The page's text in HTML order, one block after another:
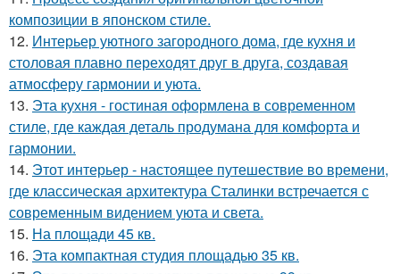
композиции в японском стиле.
12. Интерьер уютного загородного дома, где кухня и
столовая плавно переходят друг в друга, создавая
атмосферу гармонии и уюта.
13. Эта кухня - гостиная оформлена в современном
стиле, где каждая деталь продумана для комфорта и
гармонии.
14. Этот интерьер - настоящее путешествие во времени,
где классическая архитектура Сталинки встречается с
современным видением уюта и света.
15. На площади 45 кв.
16. Эта компактная студия площадью 35 кв.